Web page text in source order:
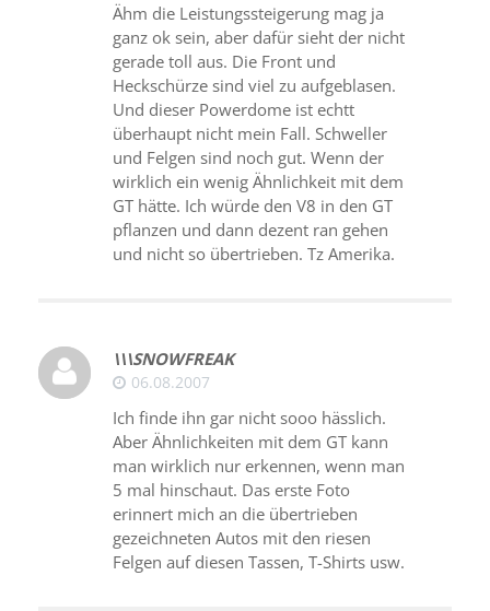
Ähm die Leistungssteigerung mag ja
ganz ok sein, aber dafür sieht der nicht
gerade toll aus. Die Front und
Heckschürze sind viel zu aufgeblasen.
Und dieser Powerdome ist echtt
überhaupt nicht mein Fall. Schweller
und Felgen sind noch gut. Wenn der
wirklich ein wenig Ähnlichkeit mit dem
GT hätte. Ich würde den V8 in den GT
pflanzen und dann dezent ran gehen
und nicht so übertrieben. Tz Amerika.
\\\SNOWFREAK
06.08.2007
Ich finde ihn gar nicht sooo hässlich.
Aber Ähnlichkeiten mit dem GT kann
man wirklich nur erkennen, wenn man
5 mal hinschaut. Das erste Foto
erinnert mich an die übertrieben
gezeichneten Autos mit den riesen
Felgen auf diesen Tassen, T-Shirts usw.